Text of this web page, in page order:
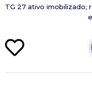
TG 27 ativo imobilizado;